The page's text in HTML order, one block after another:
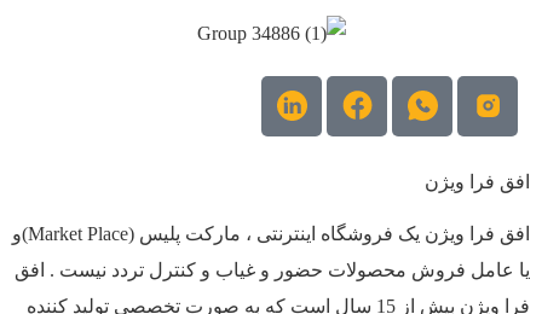
افق فرا ویژن
افق فرا ویژن یک فروشگاه اینترنتی ، مارکت پلیس (Market Place)و
یا عامل فروش محصولات حضور و غیاب و کنترل تردد نیست . افق
فرا ویژن بیش از 15 سال است که به صورت تخصصی تولید کننده